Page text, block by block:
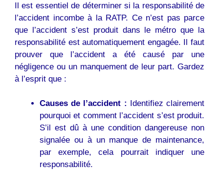
Il est essentiel de déterminer si la responsabilité de
l’accident incombe à la RATP. Ce n’est pas parce
que l’accident s’est produit dans le métro que la
responsabilité est automatiquement engagée. Il faut
prouver que l’accident a été causé par une
négligence ou un manquement de leur part. Gardez
à l’esprit que :
Causes de l’accident : Identifiez clairement
pourquoi et comment l’accident s’est produit.
S’il est dû à une condition dangereuse non
signalée ou à un manque de maintenance,
par exemple, cela pourrait indiquer une
responsabilité.